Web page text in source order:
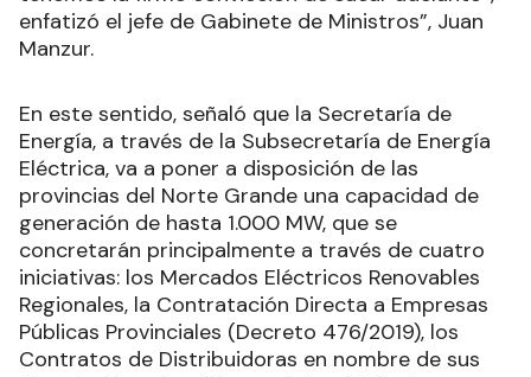
enfatizó el jefe de Gabinete de Ministros”, Juan
Manzur.
En este sentido, señaló que la Secretaría de
Energía, a través de la Subsecretaría de Energía
Eléctrica, va a poner a disposición de las
provincias del Norte Grande una capacidad de
generación de hasta 1.000 MW, que se
concretarán principalmente a través de cuatro
iniciativas: los Mercados Eléctricos Renovables
Regionales, la Contratación Directa a Empresas
Públicas Provinciales (Decreto 476/2019), los
Contratos de Distribuidoras en nombre de sus